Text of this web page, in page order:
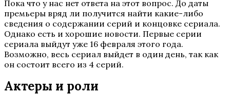
Пока что у нас нет ответа на этот вопрос. До даты
премьеры вряд ли получится найти какие-либо
сведения о содержании серий и концовке сериала.
Однако есть и хорошие новости. Первые серии
сериала выйдут уже 16 февраля этого года.
Возможно, весь сериал выйдет в один день, так как
он состоит всего из 4 серий.
Актеры и роли